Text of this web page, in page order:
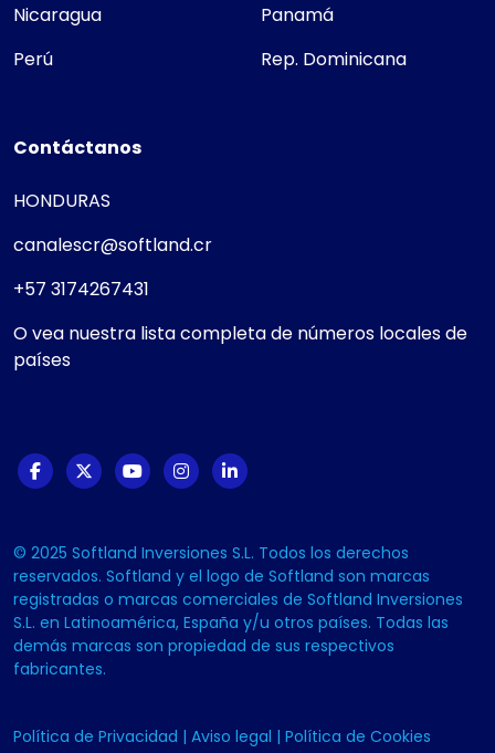
Nicaragua
Panamá
Perú
Rep. Dominicana
Contáctanos
HONDURAS
canalescr@softland.cr
+57 3174267431
O vea nuestra lista completa de números locales de
países
© 2025 Softland Inversiones S.L. Todos los derechos
reservados. Softland y el logo de Softland son marcas
registradas o marcas comerciales de Softland Inversiones
S.L. en Latinoamérica, España y/u otros países. Todas las
demás marcas son propiedad de sus respectivos
fabricantes.
Política de Privacidad | Aviso legal | Política de Cookies